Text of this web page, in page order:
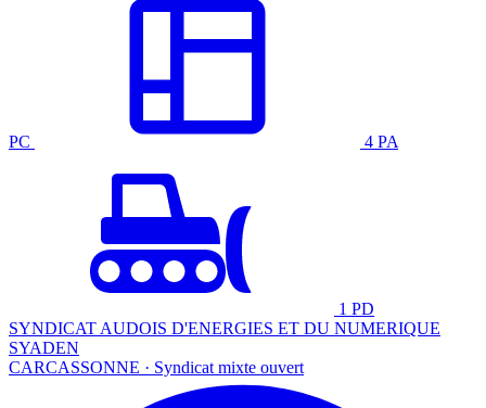
PC 4 PA
1 PD
SYNDICAT AUDOIS D'ENERGIES ET DU NUMERIQUE
SYADEN
CARCASSONNE · Syndicat mixte ouvert